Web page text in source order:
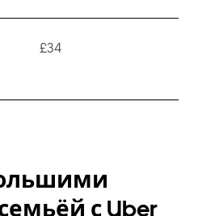
£34
с Uber